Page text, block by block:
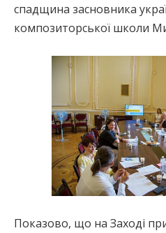
спадщина засновника
композиторської школи
Показово, що на Заході